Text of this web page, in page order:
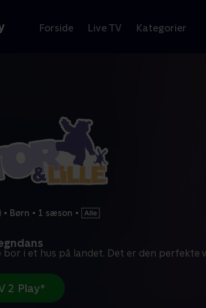
Forside Live TV Kategorier
• Børn • 1 sæson •
bor i et hus på landet. Det er den perfekte
2 Play*